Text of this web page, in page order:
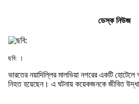
ডেস্ক নিউজ
ছবি: ।
ভারতের নয়াদিল্লির মালভিয়া নগরের একটি
নিহত হয়েছেন। এ ঘটনায় কয়েকজনকে জীবিত